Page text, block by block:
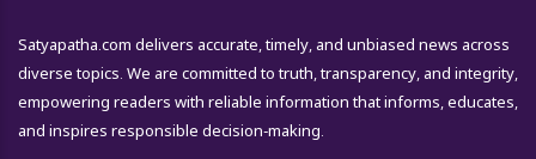
Satyapatha.com delivers accurate, timely, and unbiased news across
diverse topics. We are committed to truth, transparency, and integrity,
empowering readers with reliable information that informs, educates,
and inspires responsible decision-making.